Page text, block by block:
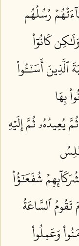
رُسُلُهُم
كَانُوٓاْ
ٱلَّذِينَ أَسَٰٓـُٔواْ
بِهَا
يُعِيدُهُۥ ثُمَّ إِلَيۡهِ
شُفَعَٰٓؤُاْ
تَقُومُ ٱلسَّاعَةُ
وَعَمِلُواْ